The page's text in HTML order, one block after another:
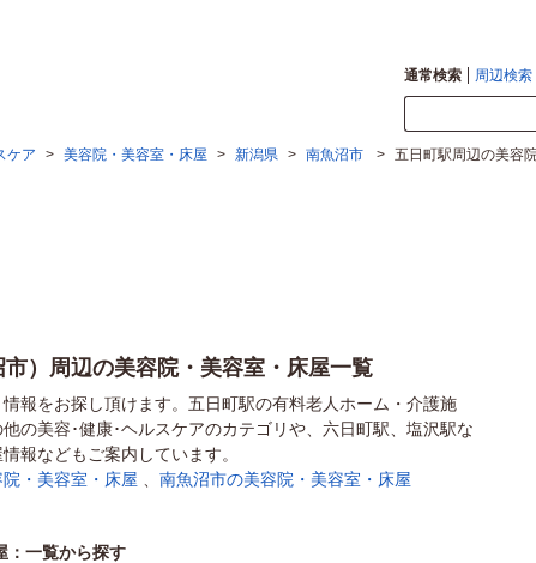
通常検索 周辺検索
ケア > 美容院・美容室・床屋 > 新潟県 > 南魚沼市 > 五日町駅周辺の美容
）周辺の美容院・美容室・床屋一覧
報をお探し頂けます。五日町駅の有料老人ホーム・介護施
の美容･健康･ヘルスケアのカテゴリや、六日町駅、塩沢駅な
報などもご案内しています。
・美容室・床屋 南魚沼市の美容院・美容室・床屋
：一覧から探す